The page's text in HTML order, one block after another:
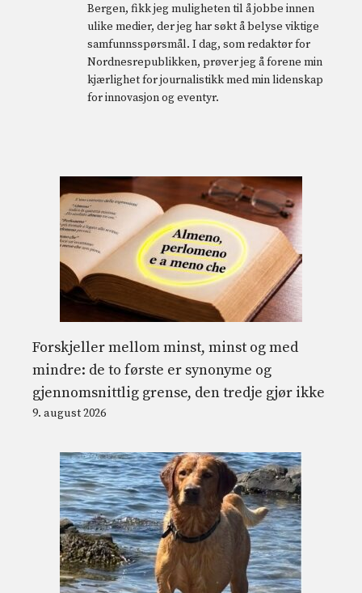
Bergen, fikk jeg muligheten til å jobbe innen
ulike medier, der jeg har søkt å belyse viktige
samfunnsspørsmål. I dag, som redaktør for
Nordnesrepublikken, prøver jeg å forene min
kjærlighet for journalistikk med min lidenskap
for innovasjon og eventyr.
Forskjeller mellom minst, minst og med
mindre: de to første er synonyme og
gjennomsnittlig grense, den tredje gjør ikke
9. august 2026